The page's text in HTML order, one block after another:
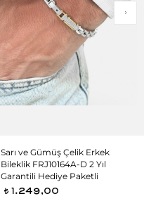
Sarı ve Gümüş Çelik Erkek
Bileklik FRJ10164A-D 2 Yıl
Garantili Hediye Paketli
t 1.249,00